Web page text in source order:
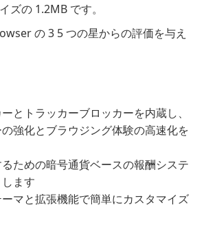
ズの 1.2MB です。
の 3 5 つの星からの評価を与え
とトラッカーブロッカーを内蔵し、
強化とブラウジング体験の高速化を
ための暗号通貨ベースの報酬システ
ます
マと拡張機能で簡単にカスタマイズ